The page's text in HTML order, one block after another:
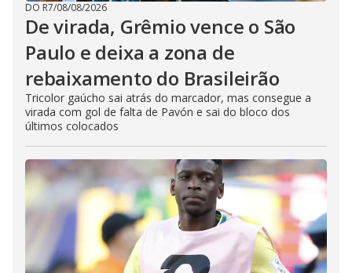
DO R7/08/08/2026
De virada, Grêmio vence o São
Paulo e deixa a zona de
rebaixamento do Brasileirão
Tricolor gaúcho sai atrás do marcador, mas consegue a
virada com gol de falta de Pavón e sai do bloco dos
últimos colocados